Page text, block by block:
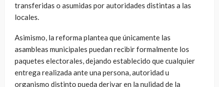
transferidas o asumidas por autoridades distintas a las
locales.
Asimismo, la reforma plantea que únicamente las
asambleas municipales puedan recibir formalmente los
paquetes electorales, dejando establecido que cualquier
entrega realizada ante una persona, autoridad u
organismo distinto pueda derivar en la nulidad de la